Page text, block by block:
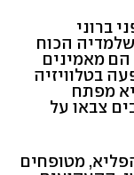
ברוני
הכוח
הם מאמינים
בטלוויזיה
מפתח
צבאו על
מטופחים